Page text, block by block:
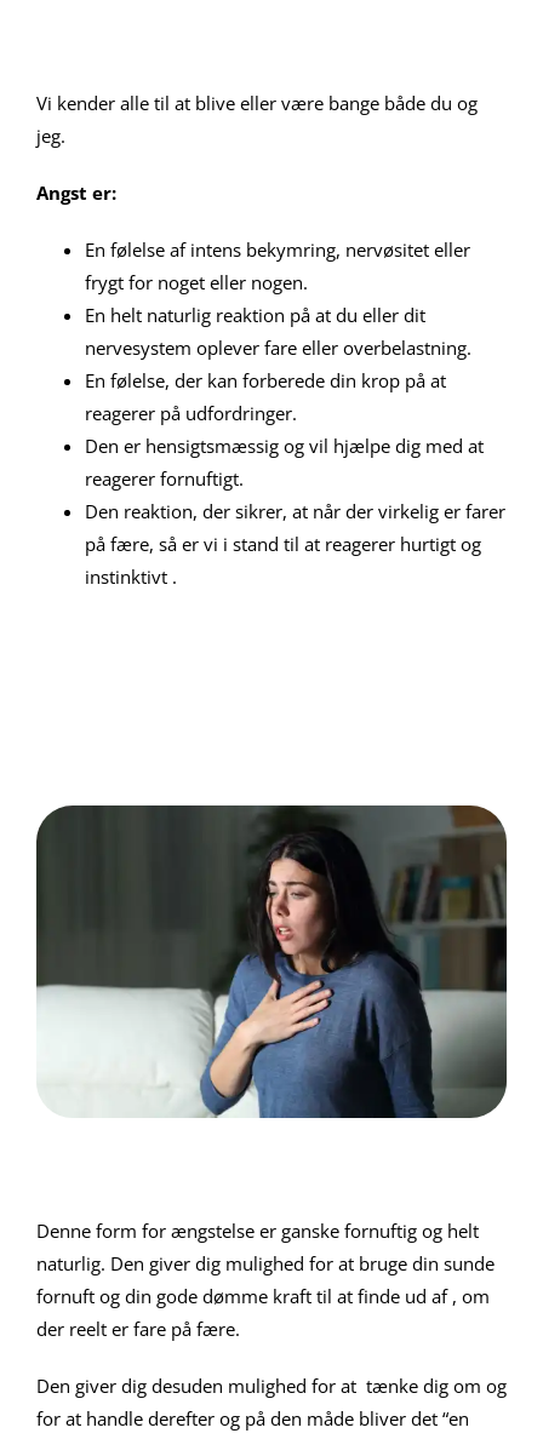
Vi kender alle til at blive eller være bange både du og
jeg.
Angst er:
En følelse af intens bekymring, nervøsitet eller
frygt for noget eller nogen.
En helt naturlig reaktion på at du eller dit
nervesystem oplever fare eller overbelastning.
En følelse, der kan forberede din krop på at
reagerer på udfordringer.
Den er hensigtsmæssig og vil hjælpe dig med at
reagerer fornuftigt.
Den reaktion, der sikrer, at når der virkelig er farer
på fære, så er vi i stand til at reagerer hurtigt og
instinktivt .
Denne form for ængstelse er ganske fornuftig og helt
naturlig. Den giver dig mulighed for at bruge din sunde
fornuft og din gode dømme kraft til at finde ud af , om
der reelt er fare på fære.
Den giver dig desuden mulighed for at tænke dig om og
for at handle derefter og på den måde bliver det “en